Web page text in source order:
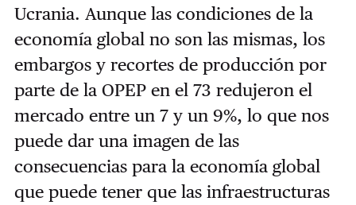
Ucrania. Aunque las condiciones de la
economía global no son las mismas, los
embargos y recortes de producción por
parte de la OPEP en el 73 redujeron el
mercado entre un 7 y un 9%, lo que nos
puede dar una imagen de las
consecuencias para la economía global
que puede tener que las infraestructuras